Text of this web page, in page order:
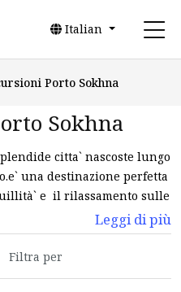
Italian
Porto Sokhna
Sokhna
citta` nascoste lungo
una destinazione perfetta
e il rilassamento sulle
,potete prenotare tramite
EL SOKHNA . Ma Ain El
splendide coste che
Leggi di più